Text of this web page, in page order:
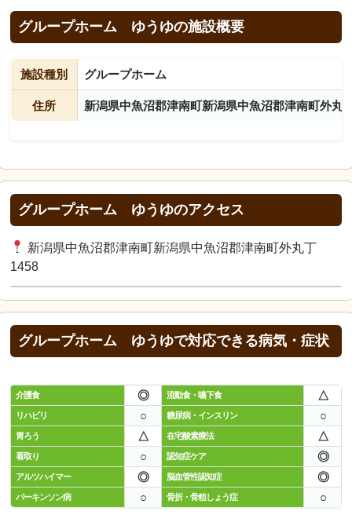
グループホーム ゆうゆの施設概要
施設種別 グループホーム
住所 新潟県中魚沼郡津南町新潟県中魚沼郡津南町外丸
グループホーム ゆうゆのアクセス
新潟県中魚沼郡津南町新潟県中魚沼郡津南町外丸丁
1458
グループホーム ゆうゆで対応できる病気・症状
介護食 ◎ 流動食・嚥下食 △
リハビリ ○ 糖尿病・インスリン ○
胃ろう △ 在宅酸素療法 △
看取り ○ 認知症ケア ◎
アルツハイマー ◎ 脳血管性認知症 ◎
パーキンソン病 ○ 骨折・骨粗しょう症 ○